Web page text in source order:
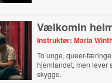
Vælkomin
Instruktør: Maria
To unge, queer-
hjemlandet, men lever
skygge.